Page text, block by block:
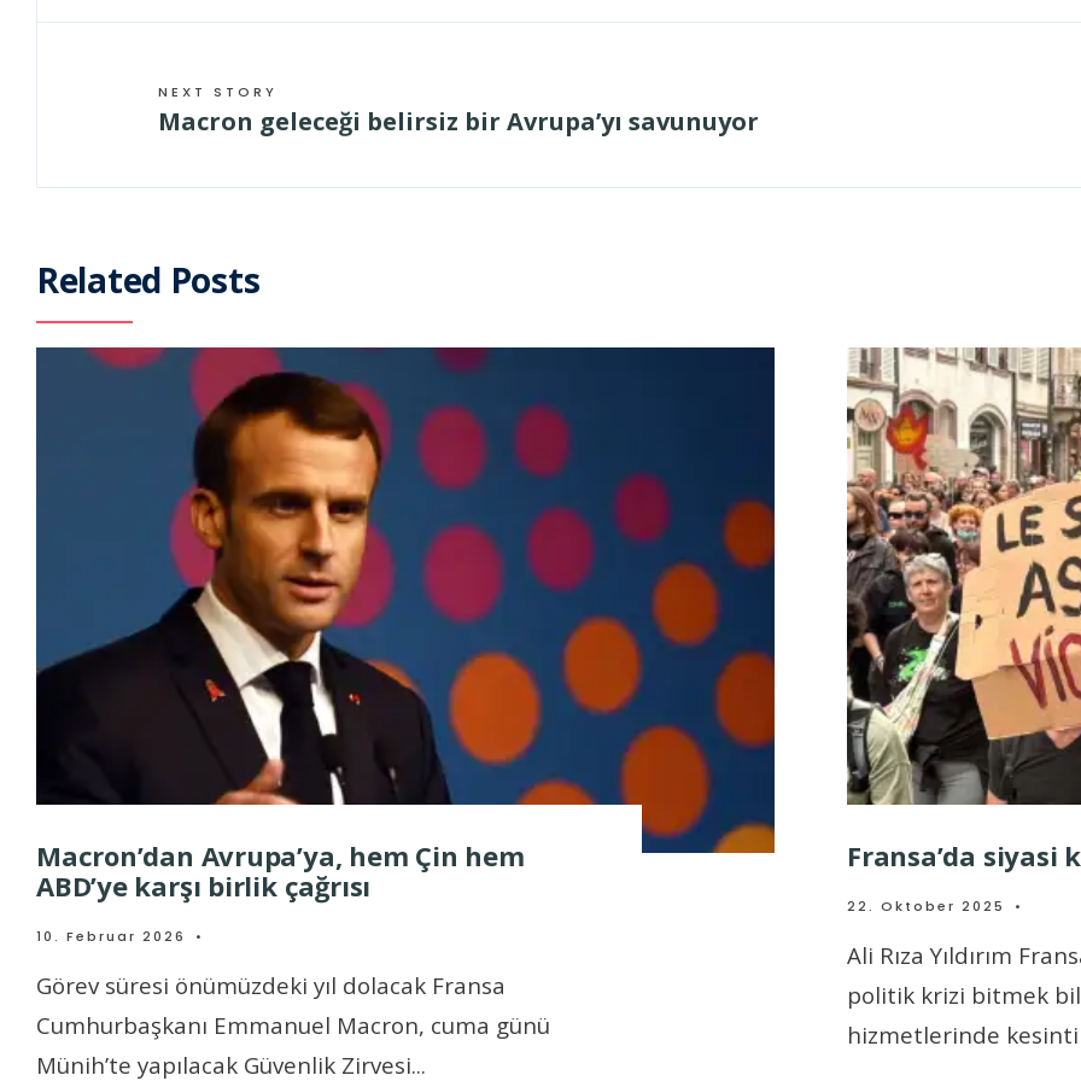
NEXT STORY
Macron geleceği belirsiz bir Avrupa’yı savunuyor
Related Posts
Macron’dan Avrupa’ya, hem Çin hem
ABD’ye karşı birlik çağrısı
10. Februar 2026 •
Görev süresi önümüzdeki yıl dolacak Fransa
Cumhurbaşkanı Emmanuel Macron, cuma günü
Münih’te yapılacak Güvenlik Zirvesi...
Fransa’da
22. Oktober 2025 •
Ali Rıza Yıldırım
politik krizi bitmek
hizmetlerinde